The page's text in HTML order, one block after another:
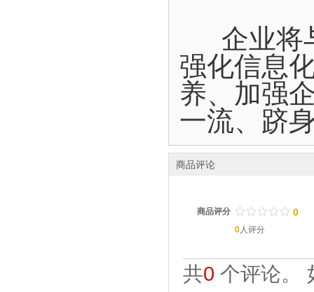
企业将
强化信息
养、加强
一流、跻
商品评论
商品评分 / / / / /
. . . . . 0
0人评分
共0 个评论。